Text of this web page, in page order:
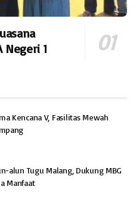
Negeri 1
Kencana V, Fasilitas Mewah
alun Tugu Malang, Dukung MBG
Manfaat